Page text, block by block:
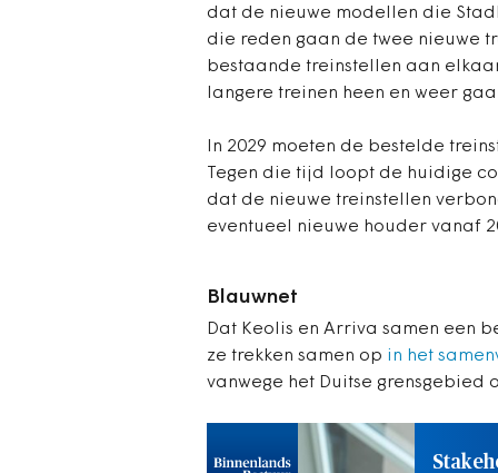
dat de nieuwe modellen die
die reden gaan de twee nieuwe
bestaande treinstellen aan
langere treinen heen en weer
In 2029 moeten de bestelde
Tegen die tijd loopt de huidige
dat de nieuwe treinstellen
eventueel nieuwe houder vanaf
Blauwnet
Dat Keolis en Arriva samen een
ze trekken samen op in het
vanwege het Duitse grensgebied